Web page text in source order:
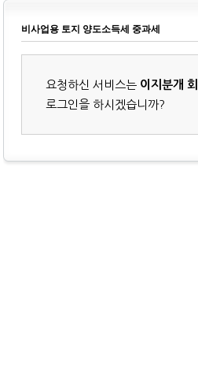
비사업용 토지 양도소득세 중과세
요청하신 서비스는 이지분개
로그인을 하시겠습니까?